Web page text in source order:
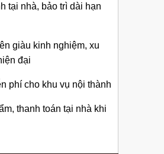
tại nhà, bảo trì dài hạn
giàu kinh nghiệm, xu
đại
phí cho khu vụ nội thành
thanh toán tại nhà khi